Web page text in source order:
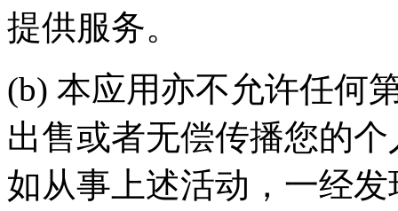
提供服务。
(b) 本应用亦不允许任何
出售或者无偿传播您的
如从事上述活动，一经